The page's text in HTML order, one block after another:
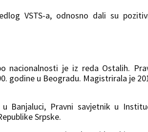
VSTS-a, odnosno dali su
nacionalnosti je iz reda Ostalih.
godine u Beogradu. Magistrirala je
Banjaluci, Pravni savjetnik u
Srpske.